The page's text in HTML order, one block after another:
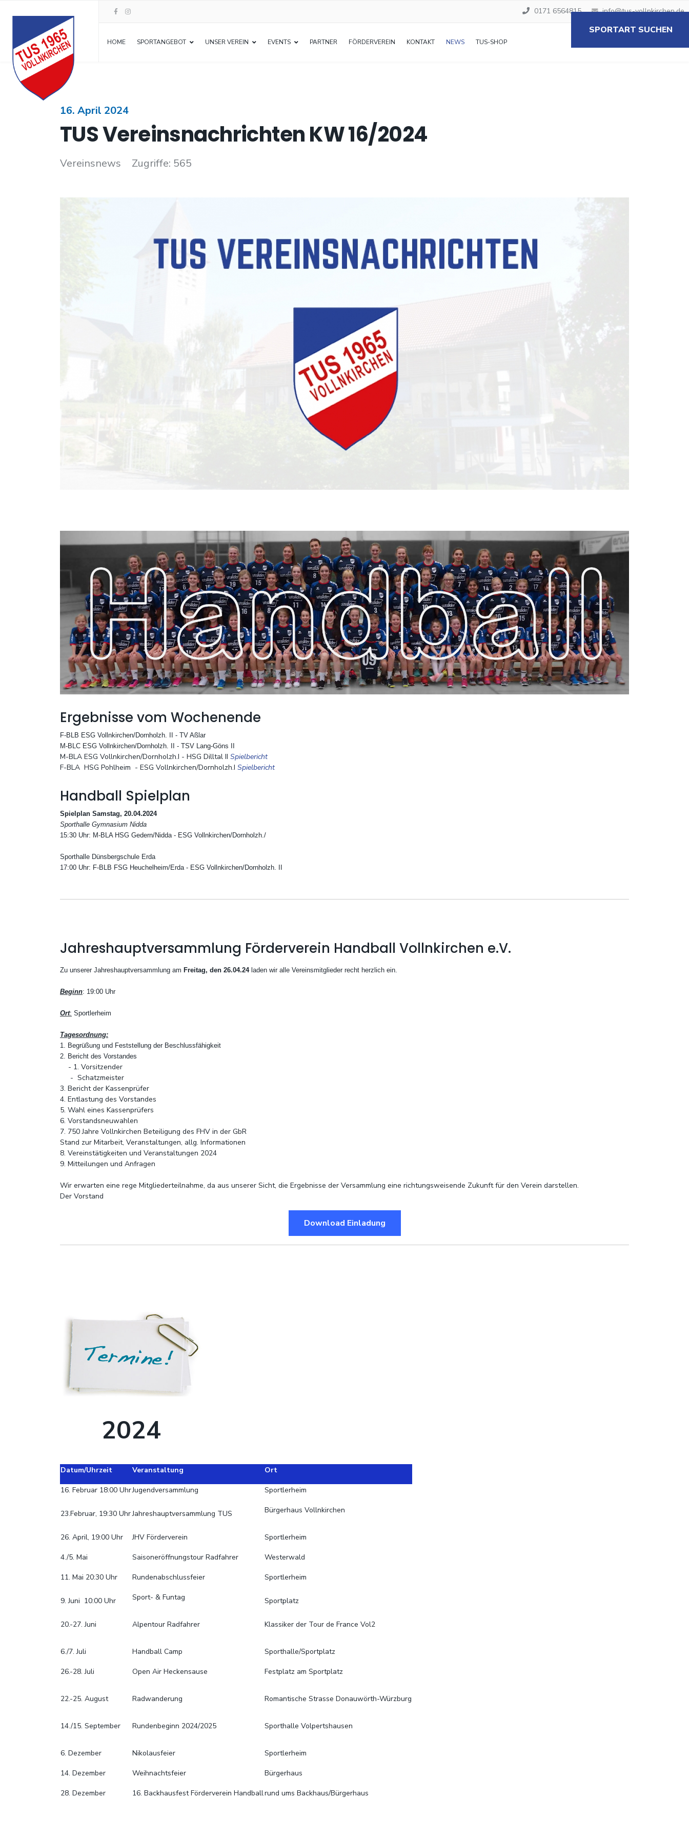
0171 6564815 info@tus-vollnkirchen.de
SPORTART SUCHEN
HOME SPORTANGEBOT UNSER VEREIN EVENTS PARTNER FÖRDERVEREIN KONTAKT NEWS TUS-SHOP
TUS Vereinsnachrichten KW 16/2024
Vereinsnews
16. April 2024
Zugriffe: 565
Ergebnisse vom Wochenende
F-BLB ESG Vollnkirchen/Dornholzh. II - TV Aßlar
M-BLC ESG Vollnkirchen/Dornholzh. II - TSV Lang-Göns II
M-BLA ESG Vollnkirchen/Dornholzh.I - HSG Dilltal II Spielbericht
F-BLA HSG Pohlheim - ESG Vollnkirchen/Dornholzh.I Spielbericht
Handball Spielplan
Spielplan Samstag, 20.04.2024
Sporthalle Gymnasium Nidda
15:30 Uhr: M-BLA HSG Gedern/Nidda - ESG Vollnkirchen/Dornholzh./
Sporthalle Dünsbergschule Erda
17:00 Uhr: F-BLB FSG Heuchelheim/Erda - ESG Vollnkirchen/Dornholzh. II
Jahreshauptversammlung Förderverein Handball Vollnkirchen e.V.
Zu unserer Jahreshauptversammlung am Freitag, den 26.04.24laden wir alle Vereinsmitglieder recht herzlich ein.
Beginn: 19:00 Uhr
Ort: Sportlerheim
Tagesordnung:
1. Begrüßung und Feststellung der Beschlussfähigkeit
2. Bericht des Vorstandes
- 1. Vorsitzender
- Schatzmeister
3. Bericht der Kassenprüfer
4. Entlastung des Vorstandes
5. Wahl eines Kassenprüfers
6. Vorstandsneuwahlen
7. 750 Jahre Vollnkirchen Beteiligung des FHV in der GbR
Stand zur Mitarbeit, Veranstaltungen, allg. Informationen
8. Vereinstätigkeiten und Veranstaltungen 2024
9. Mitteilungen und Anfragen
Wir erwarten eine rege Mitgliederteilnahme, da aus unserer Sicht, die Ergebnisse der Versammlung eine richtungsweisende Zukunft für den Verein darstellen.
Der Vorstand
Download Einladung
2024
Datum/Uhrzeit Veranstaltung Ort
16. Februar 18:00 UhrJugendversammlung Sportlerheim
23.Februar, 19:30 UhrJahreshauptversammlung TUS Bürgerhaus Vollnkirchen
26. April, 19:00 Uhr JHV Förderverein Sportlerheim
4./5. Mai Saisoneröffnungstour Radfahrer Westerwald
11. Mai 20:30 Uhr Rundenabschlussfeier Sportlerheim
9. Juni 10:00 Uhr Sport- & Funtag Sportplatz
20.-27. Juni Alpentour Radfahrer Klassiker der Tour de France Vol2
6./7. Juli Handball Camp Sporthalle/Sportplatz
26.-28. Juli Open Air Heckensause Festplatz am Sportplatz
22.-25. August Radwanderung Romantische Strasse Donauwörth-Würzburg
14./15. September Rundenbeginn 2024/2025 Sporthalle Volpertshausen
6. Dezember Nikolausfeier Sportlerheim
14. Dezember Weihnachtsfeier Bürgerhaus
28. Dezember 16. Backhausfest Förderverein Handballrund ums Backhaus/Bürgerhaus